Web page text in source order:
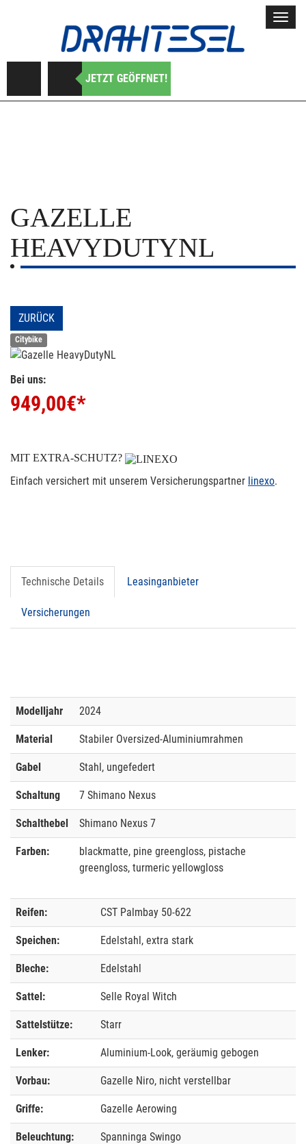
JETZT GEÖFFNET!
GAZELLE
HEAVYDUTYNL
ZURÜCK
Citybike
Bei uns:
949,00€*
MIT EXTRA-SCHUTZ?
Einfach versichert mit unserem Versicherungspartner linexo.
Technische Details Leasinganbieter
Versicherungen
Modelljahr 2024
Material Stabiler Oversized-Aluminiumrahmen
Gabel Stahl, ungefedert
Schaltung 7 Shimano Nexus
Schalthebel Shimano Nexus 7
Farben:
blackmatte, pine greengloss, pistache
greengloss, turmeric yellowgloss
Reifen: CST Palmbay 50-622
Speichen: Edelstahl, extra stark
Bleche: Edelstahl
Sattel: Selle Royal Witch
Sattelstütze: Starr
Lenker: Aluminium-Look, geräumig gebogen
Vorbau: Gazelle Niro, nicht verstellbar
Griffe: Gazelle Aerowing
Beleuchtung: Spanninga Swingo